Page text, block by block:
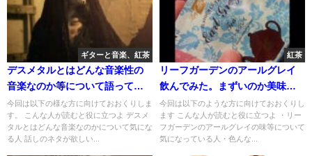
ギターと音楽、紅茶
デスメタルとはどんな音楽性の
音楽なのか等について語ってみ
る
今回は以下の様な方に向けておおくりしま
す。 こんな人が読むと役に立つよ デスメ
タルとはどんな音楽なのかについて気にな
る人 話しのネタが欲しい...
紅茶
リーフガーデンのアールグレイ
飲んでみた。まずいのか美味し
いのか。￼
今回は以下のような方に向けておおくりし
ます こんな人が読むと役に立つよ ・リー
フガーデンのアールグレイの味等について
気になっている人・色んな...